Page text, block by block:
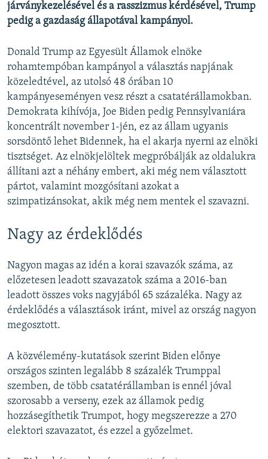
járványkezelésével és a rasszizmus kérdésével, Trump
pedig a gazdaság állapotával kampányol.
Donald Trump az Egyesült Államok elnöke
rohamtempóban kampányol a választás napjának
közeledtével, az utolsó 48 órában 10
kampányeseményen vesz részt a csatatérállamokban.
Demokrata kihívója, Joe Biden pedig Pennsylvaniára
koncentrált november 1-jén, ez az állam ugyanis
sorsdöntő lehet Bidennek, ha el akarja nyerni az elnöki
tisztséget. Az elnökjelöltek megpróbálják az oldalukra
állítani azt a néhány embert, aki még nem választott
pártot, valamint mozgósítani azokat a
szimpatizánsokat, akik még nem mentek el szavazni.
Nagy az érdeklődés
Nagyon magas az idén a korai szavazók száma, az
előzetesen leadott szavazatok száma a 2016-ban
leadott összes voks nagyjából 65 százaléka. Nagy az
érdeklődés a választások iránt, mivel az ország nagyon
megosztott.
A közvélemény-kutatások szerint Biden előnye
országos szinten legalább 8 százalék Trumppal
szemben, de több csatatérállamban is ennél jóval
szorosabb a verseny, ezek az államok pedig
hozzásegíthetik Trumpot, hogy megszerezze a 270
elektori szavazatot, és ezzel a győzelmet.